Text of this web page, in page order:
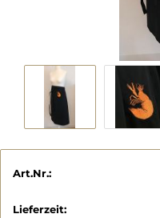
Art.Nr.:
Lieferzeit: